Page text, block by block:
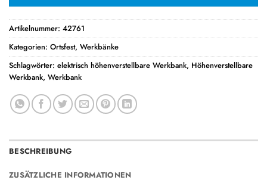
Artikelnummer: 42761
Kategorien: Ortsfest, Werkbänke
Schlagwörter: elektrisch höhenverstellbare Werkbank, Höhenverstellbare
Werkbank, Werkbank
BESCHREIBUNG
ZUSÄTZLICHE INFORMATIONEN